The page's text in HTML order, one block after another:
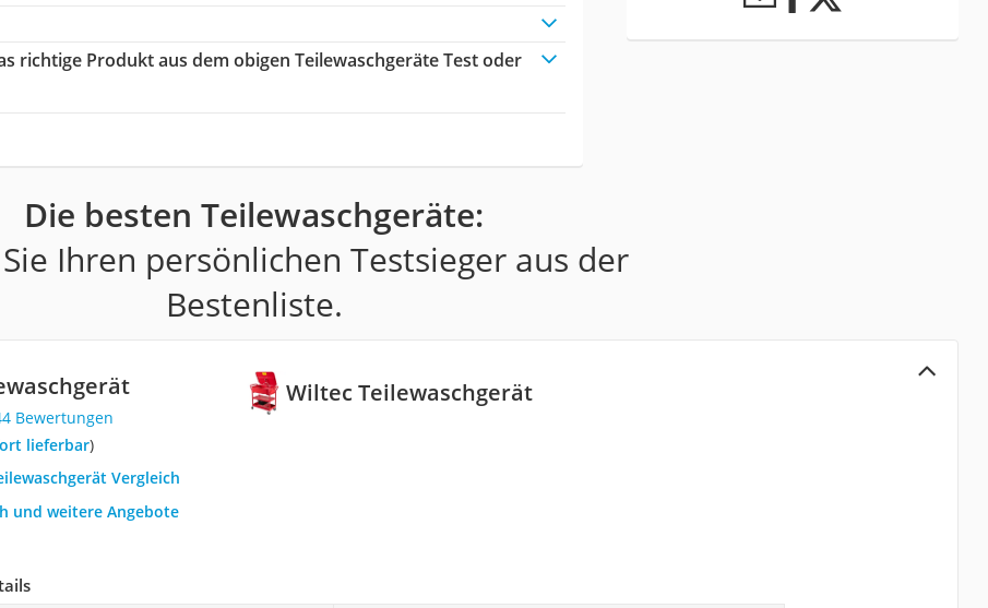
richtige Produkt aus dem obigen Teilewaschgeräte Test oder
Die besten Teilewaschgeräte:
Ihren persönlichen Testsieger aus der
Bestenliste.
Wiltec Teilewaschgerät
Bewertungen
lieferbar)
Vergleich
und weitere Angebote